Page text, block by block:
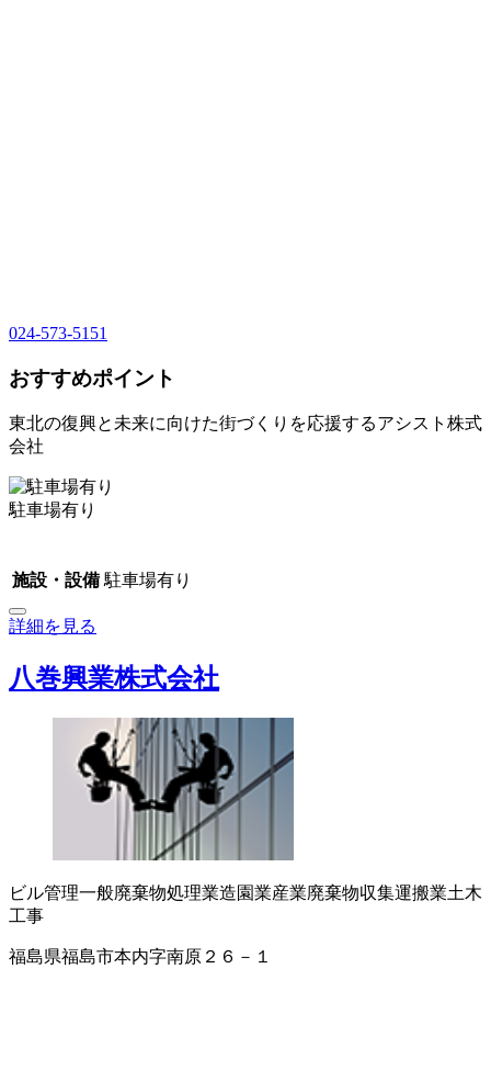
024-573-5151
おすすめポイント
東北の復興と未来に向けた街づくりを応援するアシスト株式
会社
駐車場有り
施設・設備 駐車場有り
詳細を見る
八巻興業株式会社
ビル管理一般廃棄物処理業造園業産業廃棄物収集運搬業土木
工事
福島県福島市本内字南原２６－１